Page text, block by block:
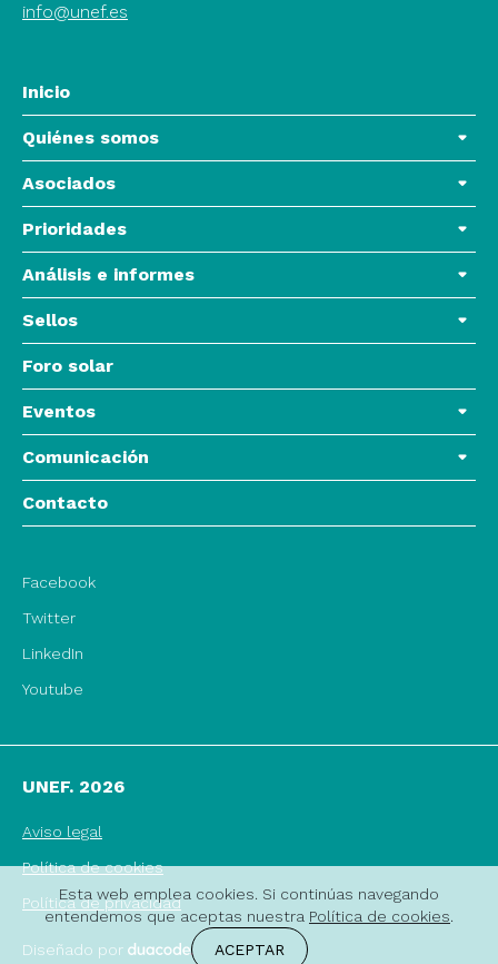
info@unef.es
Inicio
Quiénes somos
Asociados
Prioridades
Análisis e informes
Sellos
Foro solar
Eventos
Comunicación
Contacto
Facebook
Twitter
LinkedIn
Youtube
UNEF. 2026
Aviso legal
Política de cookies
Política de privacidad
Diseñado por
Esta web emplea cookies. Si continúas navegando
entendemos que aceptas nuestra Política de cookies.
ACEPTAR